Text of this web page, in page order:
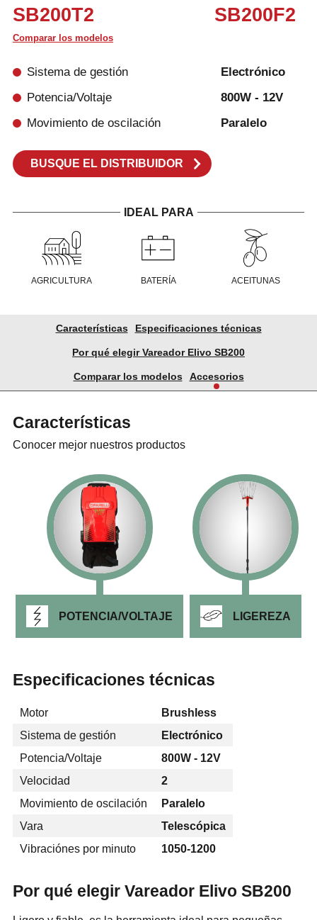
SB200T2 SB200F2
Comparar los modelos
Sistema de gestión
Electrónico
Potencia/Voltaje
800W - 12V
Movimiento de oscilación
Paralelo
BUSQUE EL DISTRIBUIDOR
IDEAL PARA
AGRICULTURA BATERÍA ACEITUNAS
Características Especificaciones técnicas
Por qué elegir Vareador Elivo SB200
Comparar los modelos Accesorios
Características
Conocer mejor nuestros productos
POTENCIA/VOLTAJE LIGEREZA
Especificaciones técnicas
Motor
Brushless
Sistema de gestión
Electrónico
Potencia/Voltaje
800W - 12V
Velocidad
2
Movimiento de oscilación
Paralelo
Vara
Telescópica
Vibraciónes por minuto
1050-1200
Por qué elegir Vareador Elivo SB200